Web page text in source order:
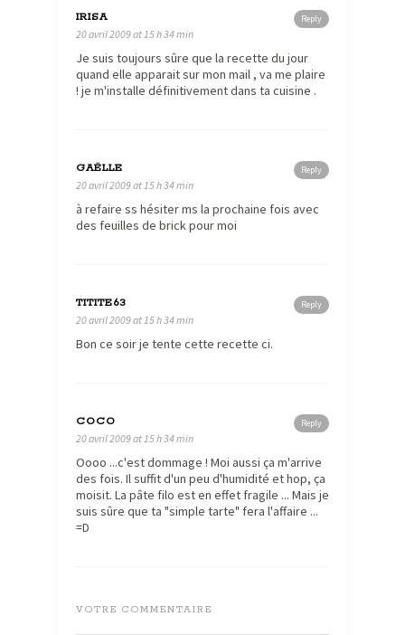
Reply
IRISA
20 avril 2009 at 15 h 34 min
Je suis toujours sûre que la recette du jour
quand elle apparait sur mon mail , va me plaire
! je m'installe définitivement dans ta cuisine .
Reply
GAËLLE
20 avril 2009 at 15 h 34 min
à refaire ss hésiter ms la prochaine fois avec
des feuilles de brick pour moi
Reply
TITITE63
20 avril 2009 at 15 h 34 min
Bon ce soir je tente cette recette ci.
Reply
COCO
20 avril 2009 at 15 h 34 min
Oooo ...c'est dommage ! Moi aussi ça m'arrive
des fois. Il suffit d'un peu d'humidité et hop, ça
moisit. La pâte filo est en effet fragile ... Mais je
suis sûre que ta "simple tarte" fera l'affaire ...
=D
VOTRE COMMENTAIRE